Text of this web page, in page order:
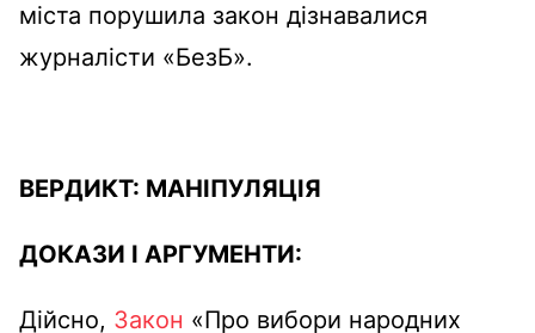
міста порушила закон дізнавалися
журналісти «БезБ».
ВЕРДИКТ: МАНІПУЛЯЦІЯ
ДОКАЗИ І АРГУМЕНТИ:
Дійсно, Закон «Про вибори народних